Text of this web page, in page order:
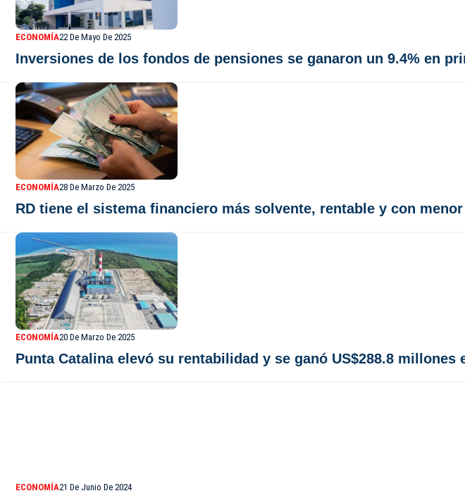
ECONOMÍA22 De Mayo De 2025
Inversiones de los fondos de pensiones se ganaron un 9.4% en
ECONOMÍA28 De Marzo De 2025
RD tiene el sistema financiero más solvente, rentable y con
ECONOMÍA20 De Marzo De 2025
Punta Catalina elevó su rentabilidad y se ganó US$288.8 millones
ECONOMÍA21 De Junio De 2024